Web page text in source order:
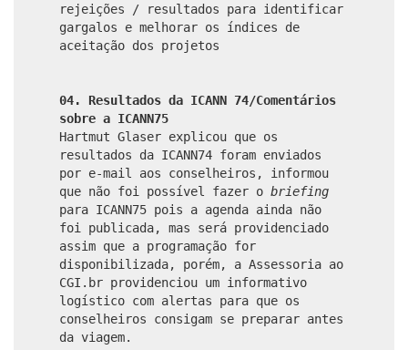
rejeições / resultados para identificar
gargalos e melhorar os índices de
aceitação dos projetos
04. Resultados da ICANN 74/Comentários
sobre a ICANN75
Hartmut Glaser explicou que os
resultados da ICANN74 foram enviados
por e-mail aos conselheiros, informou
que não foi possível fazer o briefing
para ICANN75 pois a agenda ainda não
foi publicada, mas será providenciado
assim que a programação for
disponibilizada, porém, a Assessoria ao
CGI.br providenciou um informativo
logístico com alertas para que os
conselheiros consigam se preparar antes
da viagem.